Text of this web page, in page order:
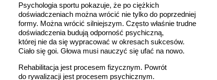
Psychologia sportu pokazuje, że po ciężkich
doświadczeniach można wrócić nie tylko do poprzedniej
formy. Można wrócić silniejszym. Często właśnie trudne
doświadczenia budują odporność psychiczną,
której nie da się wypracować w okresach sukcesów.
Ciało się goi. Głowa musi nauczyć się ufać na nowo.
Rehabilitacja jest procesem fizycznym. Powrót
do rywalizacji jest procesem psychicznym.